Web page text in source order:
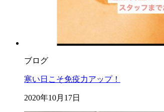
ブログ
寒い日こそ免疫力アップ！
2020年10月17日